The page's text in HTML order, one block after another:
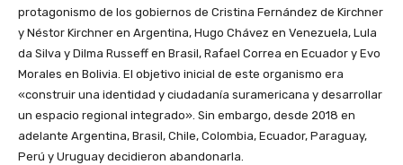
protagonismo de los gobiernos de Cristina Fernández de Kirchner
y Néstor Kirchner en Argentina, Hugo Chávez en Venezuela, Lula
da Silva y Dilma Russeff en Brasil, Rafael Correa en Ecuador y Evo
Morales en Bolivia. El objetivo inicial de este organismo era
«construir una identidad y ciudadanía suramericana y desarrollar
un espacio regional integrado». Sin embargo, desde 2018 en
adelante Argentina, Brasil, Chile, Colombia, Ecuador, Paraguay,
Perú y Uruguay decidieron abandonarla.